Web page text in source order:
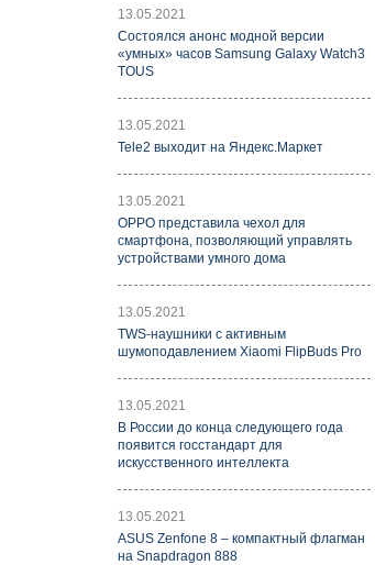
13.05.2021
Состоялся анонс модной версии
«умных» часов Samsung Galaxy Watch3
TOUS
13.05.2021
Tele2 выходит на Яндекс.Маркет
13.05.2021
OPPO представила чехол для
смартфона, позволяющий управлять
устройствами умного дома
13.05.2021
TWS-наушники с активным
шумоподавлением Xiaomi FlipBuds Pro
13.05.2021
В России до конца следующего года
появится госстандарт для
искусственного интеллекта
13.05.2021
ASUS Zenfone 8 – компактный флагман
на Snapdragon 888